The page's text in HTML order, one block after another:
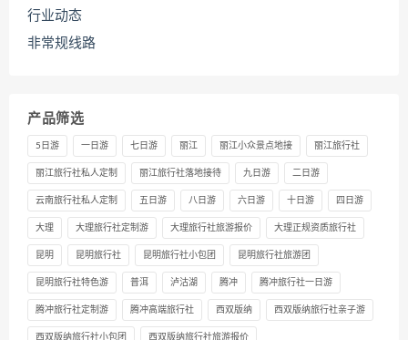
行业动态
非常规线路
产品筛选
5日游 一日游 七日游 丽江 丽江小众景点地接 丽江旅行社
丽江旅行社私人定制 丽江旅行社落地接待 九日游 二日游
云南旅行社私人定制 五日游 八日游 六日游 十日游 四日游
大理 大理旅行社定制游 大理旅行社旅游报价 大理正规资质旅行社
昆明 昆明旅行社 昆明旅行社小包团 昆明旅行社旅游团
昆明旅行社特色游 普洱 泸沽湖 腾冲 腾冲旅行社一日游
腾冲旅行社定制游 腾冲高端旅行社 西双版纳 西双版纳旅行社亲子游
西双版纳旅行社小包团 西双版纳旅行社旅游报价